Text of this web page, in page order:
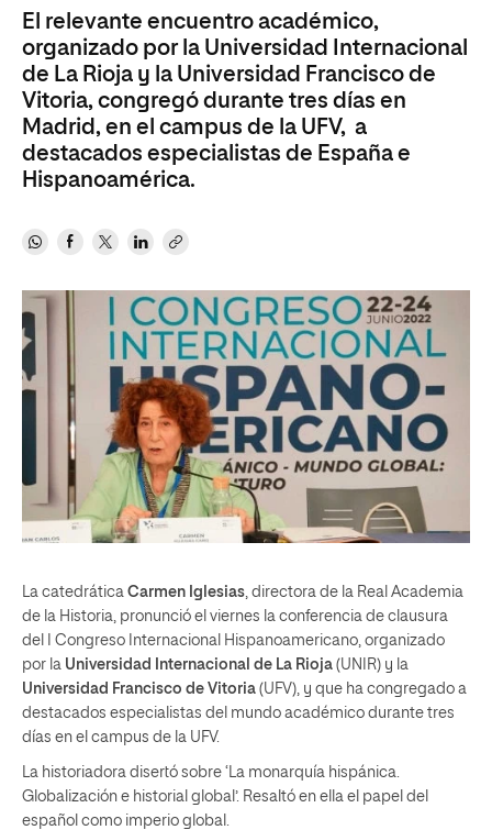
El relevante encuentro académico,
organizado por la Universidad Internacional
de La Rioja y la Universidad Francisco de
Vitoria, congregó durante tres días en
Madrid, en el campus de la UFV, a
destacados especialistas de España e
Hispanoamérica.
La catedrática Carmen Iglesias , directora de la Real Academia
de la Historia, pronunció el viernes la conferencia de clausura
del I Congreso Internacional Hispanoamericano, organizado
por la Universidad Internacional de La Rioja (UNIR) y la
Universidad Francisco de Vitoria (UFV), y que ha congregado a
destacados especialistas del mundo académico durante tres
días en el campus de la UFV.
La historiadora disertó sobre ‘La monarquía hispánica.
Globalización e historial global’. Resaltó en ella el papel del
español como imperio global.